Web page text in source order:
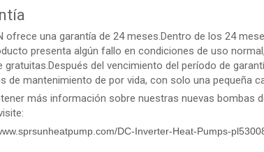
ofrece una garantía de 24 meses.Dentro de los 24
presenta algún fallo en condiciones de uso
gratuitas.Después del vencimiento del período de
de mantenimiento de por vida, con solo una pequeña
más información sobre nuestras nuevas bombas
DC-Inverter-Heat-Pumps-